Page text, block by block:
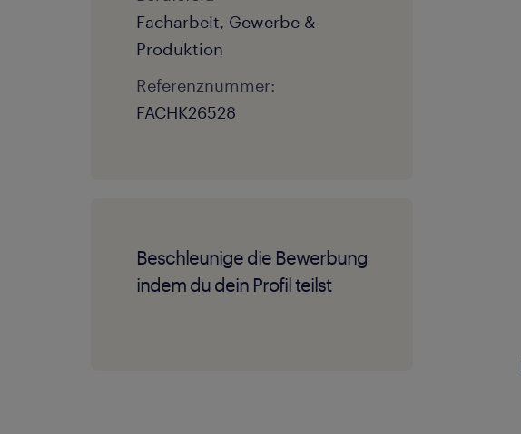
Facharbeit, Gewerbe &
Produktion
Referenznummer:
FACHK26528
Beschleunige die Bewerbung
indem du dein Profil teilst